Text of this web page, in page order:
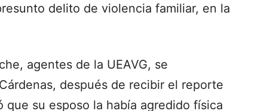
delito de violencia familiar, en la
agentes de la UEAVG, se
después de recibir el reporte
su esposo la había agredido física